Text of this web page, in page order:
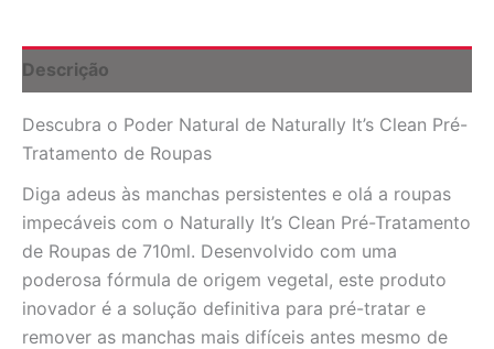
Manchas
Difíceis
Forma
Natural
R$132,98.R$120,54.
Descrição
Descubra o Poder Natural de Naturally It’s Clean Pré-
Tratamento de Roupas
Diga adeus às manchas persistentes e olá a roupas
impecáveis com o Naturally It’s Clean Pré-Tratamento
de Roupas de 710ml. Desenvolvido com uma
poderosa fórmula de origem vegetal, este produto
inovador é a solução definitiva para pré-tratar e
remover as manchas mais difíceis antes mesmo de